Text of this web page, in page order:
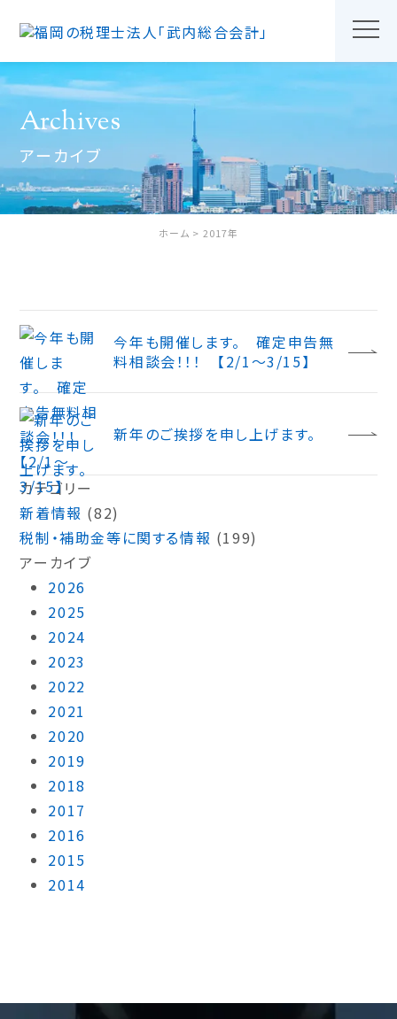
Archives
アーカイブ
ホーム 2017年
今年も開催します。 確定申告無
料相談会！！！ 【2/1～3/15】
新年のご挨拶を申し上げます。
カテゴリー
新着情報 (82)
税制・補助金等に関する情報 (199)
アーカイブ
2026
2025
2024
2023
2022
2021
2020
2019
2018
2017
2016
2015
2014